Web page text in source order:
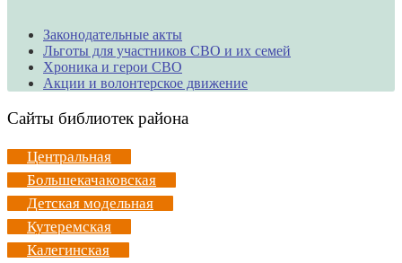
Законодательные акты
Льготы для участников СВО и их семей
Хроника и герои СВО
Акции и волонтерское движение
Сайты библиотек района
Центральная
Большекачаковская
Детская модельная
Кутеремская
Калегинская